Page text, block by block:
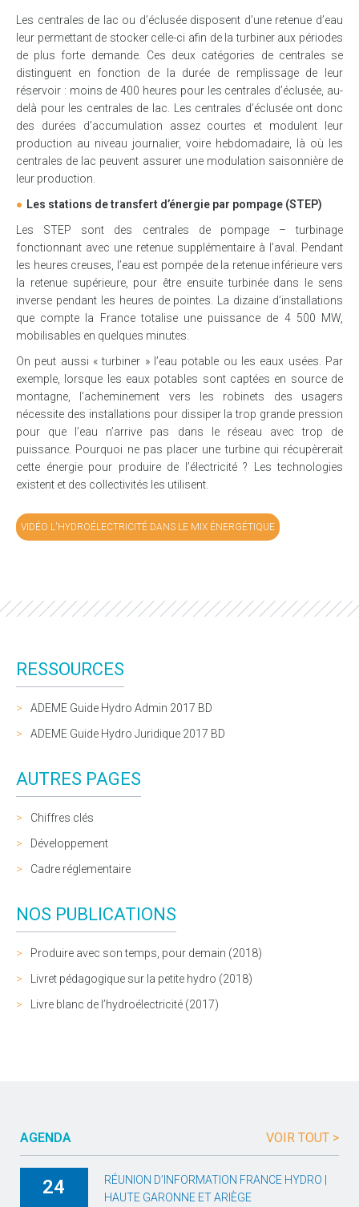
Les centrales de lac ou d’éclusée disposent d’une retenue d’eau
leur permettant de stocker celle-ci afin de la turbiner aux périodes
de plus forte demande. Ces deux catégories de centrales se
distinguent en fonction de la durée de remplissage de leur
réservoir : moins de 400 heures pour les centrales d’éclusée, au-
delà pour les centrales de lac. Les centrales d’éclusée ont donc
des durées d’accumulation assez courtes et modulent leur
production au niveau journalier, voire hebdomadaire, là où les
centrales de lac peuvent assurer une modulation saisonnière de
leur production.
Les stations de transfert d’énergie par pompage (STEP)
Les STEP sont des centrales de pompage – turbinage
fonctionnant avec une retenue supplémentaire à l’aval. Pendant
les heures creuses, l’eau est pompée de la retenue inférieure vers
la retenue supérieure, pour être ensuite turbinée dans le sens
inverse pendant les heures de pointes. La dizaine d’installations
que compte la France totalise une puissance de 4 500 MW,
mobilisables en quelques minutes.
On peut aussi « turbiner » l’eau potable ou les eaux usées. Par
exemple, lorsque les eaux potables sont captées en source de
montagne, l’acheminement vers les robinets des usagers
nécessite des installations pour dissiper la trop grande pression
pour que l’eau n’arrive pas dans le réseau avec trop de
puissance. Pourquoi ne pas placer une turbine qui récupèrerait
cette énergie pour produire de l’électricité ? Les technologies
existent et des collectivités les utilisent.
VIDÉO L'HYDROÉLECTRICITÉ DANS LE MIX ÉNERGÉTIQUE
RESSOURCES
ADEME Guide Hydro Admin 2017 BD
ADEME Guide Hydro Juridique 2017 BD
AUTRES PAGES
Chiffres clés
Développement
Cadre réglementaire
NOS PUBLICATIONS
Produire avec son temps, pour demain (2018)
Livret pédagogique sur la petite hydro (2018)
Livre blanc de l’hydroélectricité (2017)
AGENDA VOIR TOUT >
24
RÉUNION D’INFORMATION FRANCE HYDRO |
HAUTE GARONNE ET ARIÈGE